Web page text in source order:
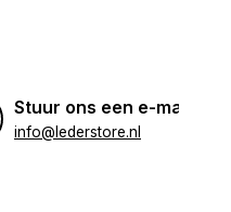
Stuur ons een e-mail
info@lederstore.nl